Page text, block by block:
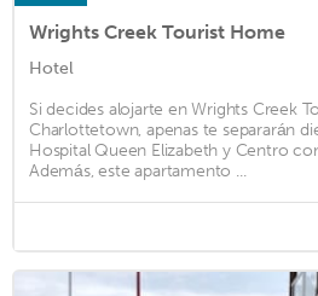
Wrights Creek Tourist Home
Hotel
Si decides alojarte en Wrights Creek
Charlottetown, apenas te separarán
Hospital Queen Elizabeth y Centro
Además, este apartamento ...